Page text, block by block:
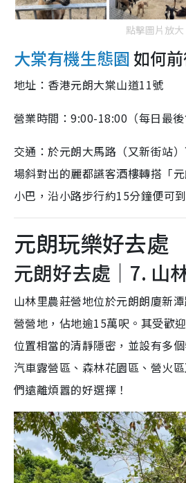
點擊圖片放大
大棠有機生態園如何前
地址：香港元朗大棠山道11號
營業時間：9:00-18:00（每日最後
交通：於元朗大馬路（又新街站
場斜對出的麗都讌客酒樓轉搭「
小巴，沿小路步行約15分鐘便可
元朗玩樂好去處
元朗好去處｜7. 山
山林里農莊營地位於元朗朗廈新
營營地，佔地逾15萬呎。其受歡
位置相當的清靜隱密，並設有多
汽車露營區、森林花園區、營火
們遠離煩囂的好選擇！